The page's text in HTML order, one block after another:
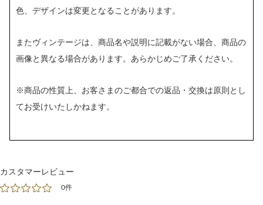
色、デザインは変更となることがあります。
またヴィンテージは、商品名や説明に記載がない場合、商品の
画像と異なる場合があります。あらかじめご了承ください。
※商品の性質上、お客さまのご都合での返品・交換は原則とし
てお受けいたしかねます。
カスタマーレビュー
0件